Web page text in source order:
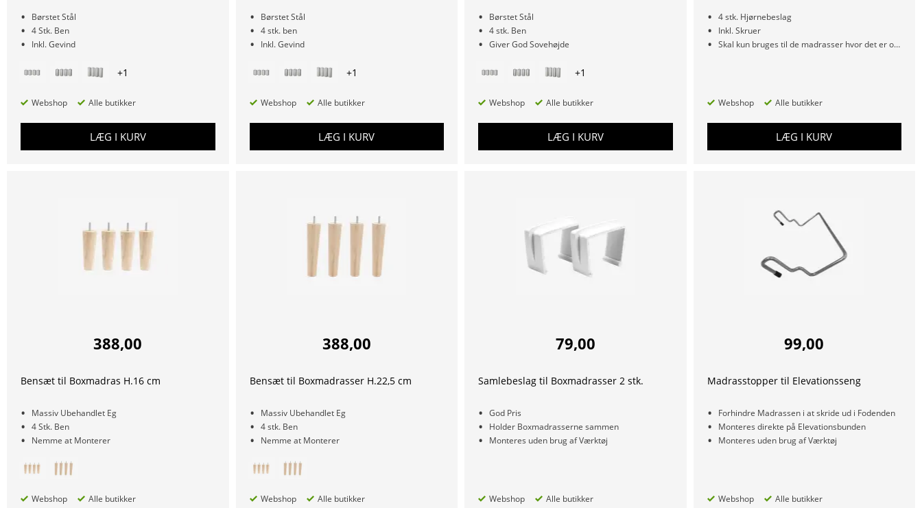
Børstet Stål
4 Stk. Ben
Inkl. Gevind
+1
Webshop Alle butikker
LÆG I KURV
Børstet Stål
4 stk. ben
Inkl. Gevind
+1
Webshop Alle butikker
LÆG I KURV
Børstet Stål
4 stk. Ben
Giver God Sovehøjde
+1
Webshop Alle butikker
LÆG I KURV
4 stk. Hjørnebeslag
Inkl. Skruer
Skal kun bruges til de madrasser hvor det er oplyst
Webshop Alle butikker
LÆG I KURV
388,00
Bensæt til Boxmadras H.16 cm
Massiv Ubehandlet Eg
4 Stk. Ben
Nemme at Monterer
Webshop Alle butikker
388,00
Bensæt til Boxmadrasser H.22,5 cm
Massiv Ubehandlet Eg
4 stk. Ben
Nemme at Monterer
Webshop Alle butikker
79,00
Samlebeslag til Boxmadrasser 2 stk.
God Pris
Holder Boxmadrasserne sammen
Monteres uden brug af Værktøj
Webshop Alle butikker
99,00
Madrasstopper til Elevationsseng
Forhindre Madrassen i at skride ud i Fodenden
Monteres direkte på Elevationsbunden
Monteres uden brug af Værktøj
Webshop Alle butikker